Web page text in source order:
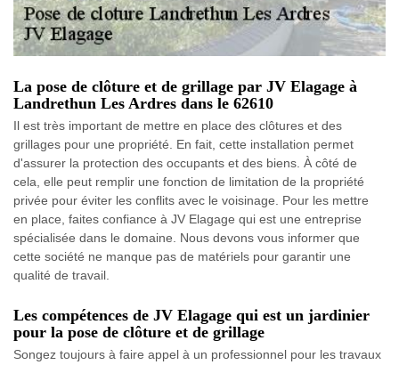
La pose de clôture et de grillage par JV Elagage à
Landrethun Les Ardres dans le 62610
Il est très important de mettre en place des clôtures et des
grillages pour une propriété. En fait, cette installation permet
d'assurer la protection des occupants et des biens. À côté de
cela, elle peut remplir une fonction de limitation de la propriété
privée pour éviter les conflits avec le voisinage. Pour les mettre
en place, faites confiance à JV Elagage qui est une entreprise
spécialisée dans le domaine. Nous devons vous informer que
cette société ne manque pas de matériels pour garantir une
qualité de travail.
Les compétences de JV Elagage qui est un jardinier
pour la pose de clôture et de grillage
Songez toujours à faire appel à un professionnel pour les travaux